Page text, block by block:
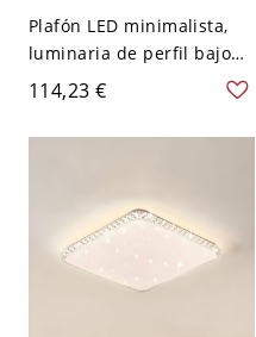
Plafón LED minimalista,
luminaria de perfil bajo
con pantalla acrílica
antideslumbrante - Negro
110 A 120 V 30,48 cm
114,23 €